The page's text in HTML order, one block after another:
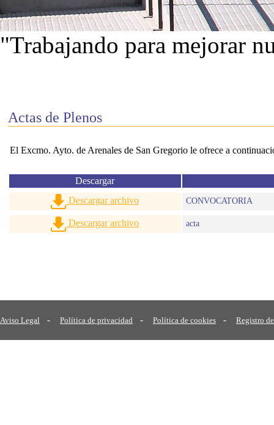
"Trabajando para mejorar
Actas de Plenos
El Excmo. Ayto. de Arenales de San Gregorio le ofrece a
Descargar
Descargar archivo
CONVOCATORIA
Descargar archivo acta
Aviso Legal - Política de privacidad - Política de cookies - Registro